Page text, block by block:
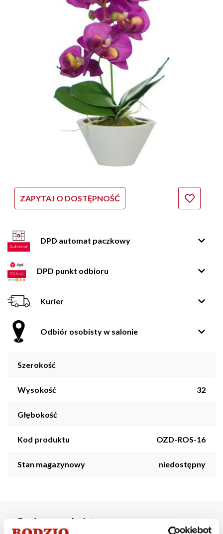
ZAPYTAJ O DOSTĘPNOŚĆ
DPD automat paczkowy
DPD punkt odbioru
Kurier
Odbiór osobisty w salonie
Szerokość
Wysokość 32
Głębokość
Kod produktu OZD-ROS-16
Stan magazynowy niedostępny
Opis produktu